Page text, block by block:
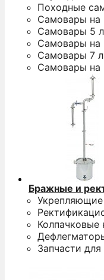
Походные
Самовары на
Самовары 5 л
Самовары на
Самовары 7 л
Самовары на
Бражные и
Колпачковые
Запчасти